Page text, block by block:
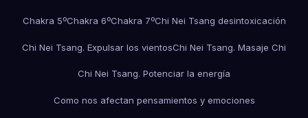
Chakra 5ºChakra 6ºChakra 7ºChi Nei Tsang desintoxicación
Chi Nei Tsang. Expulsar los vientosChi Nei Tsang. Masaje Chi
Chi Nei Tsang. Potenciar la energía
Como nos afectan pensamientos y emociones